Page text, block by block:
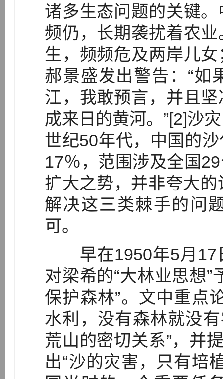
诸多生态问题的关键
频仍，长期袭扰着农
生，频频危及两岸儿
郝景盛发出警告：“如
江，我敢预言，并且
成来日的黄河。”[2]沙
世纪50年代，中国的
17％，范围涉及全国
扩大之势，并非夸大
解决这三类棘手的问
可。
早在1950年5月17
对梁希的“大林业思想
保护森林”。文中重点
水利，没有森林就没
荒山的密切关系”，并
出“沙的灾害，只有培